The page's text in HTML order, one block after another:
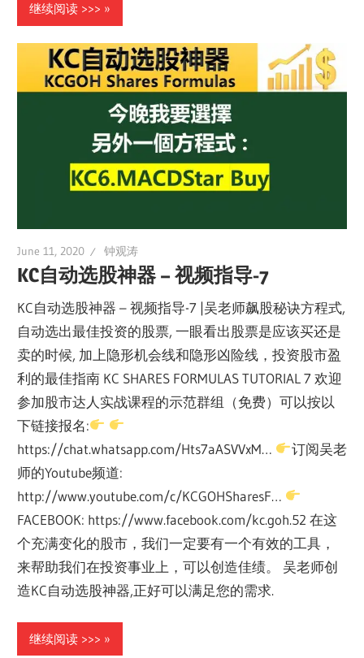
继续阅读 >>>
June 11, 2020 钟观涛
KC自动选股神器 – 视频指导-7
KC自动选股神器 – 视频指导-7 |吴老师飙股秘诀方程式,
自动选出最佳投资的股票, 一眼看出股票是应该买还是
卖的时候, 加上隐形机会线和隐形凶险线，投资股市盈
利的最佳指南 KC SHARES FORMULAS TUTORIAL 7 欢迎
参加股市达人实战课程的示范群组（免费）可以按以
下链接报名:
https://chat.whatsapp.com/Hts7aASVVxM…
订阅吴老
师的Youtube频道:
http://www.youtube.com/c/KCGOHSharesF…
FACEBOOK: https://www.facebook.com/kc.goh.52 在这
个充满变化的股市，我们一定要有一个有效的工具，
来帮助我们在投资事业上，可以创造佳绩。 吴老师创
造KC自动选股神器,正好可以满足您的需求.
继续阅读 >>>